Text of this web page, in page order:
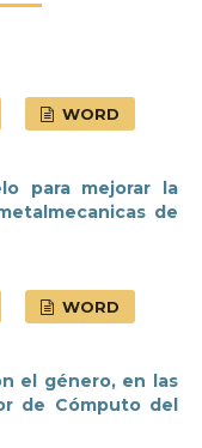
WORD
para mejorar la
de
WORD
el género, en las
de Cómputo del